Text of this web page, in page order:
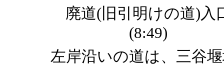
廃道(旧引明けの道)入
(8:49)
左岸沿いの道は、三谷